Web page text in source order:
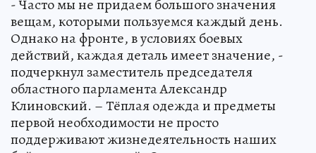
- Часто мы не придаем большого значения
вещам, которыми пользуемся каждый день.
Однако на фронте, в условиях боевых
действий, каждая деталь имеет значение, -
подчеркнул заместитель председателя
областного парламента Александр
Клиновский. – Тёплая одежда и предметы
первой необходимости не просто
поддерживают жизнедеятельность наших